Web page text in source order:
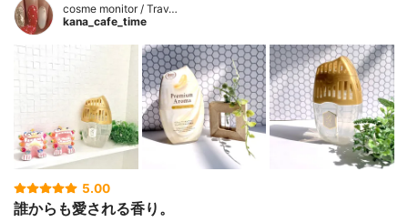
cosme monitor / Trav…
kana_cafe_time
5.00
誰からも愛される香り。